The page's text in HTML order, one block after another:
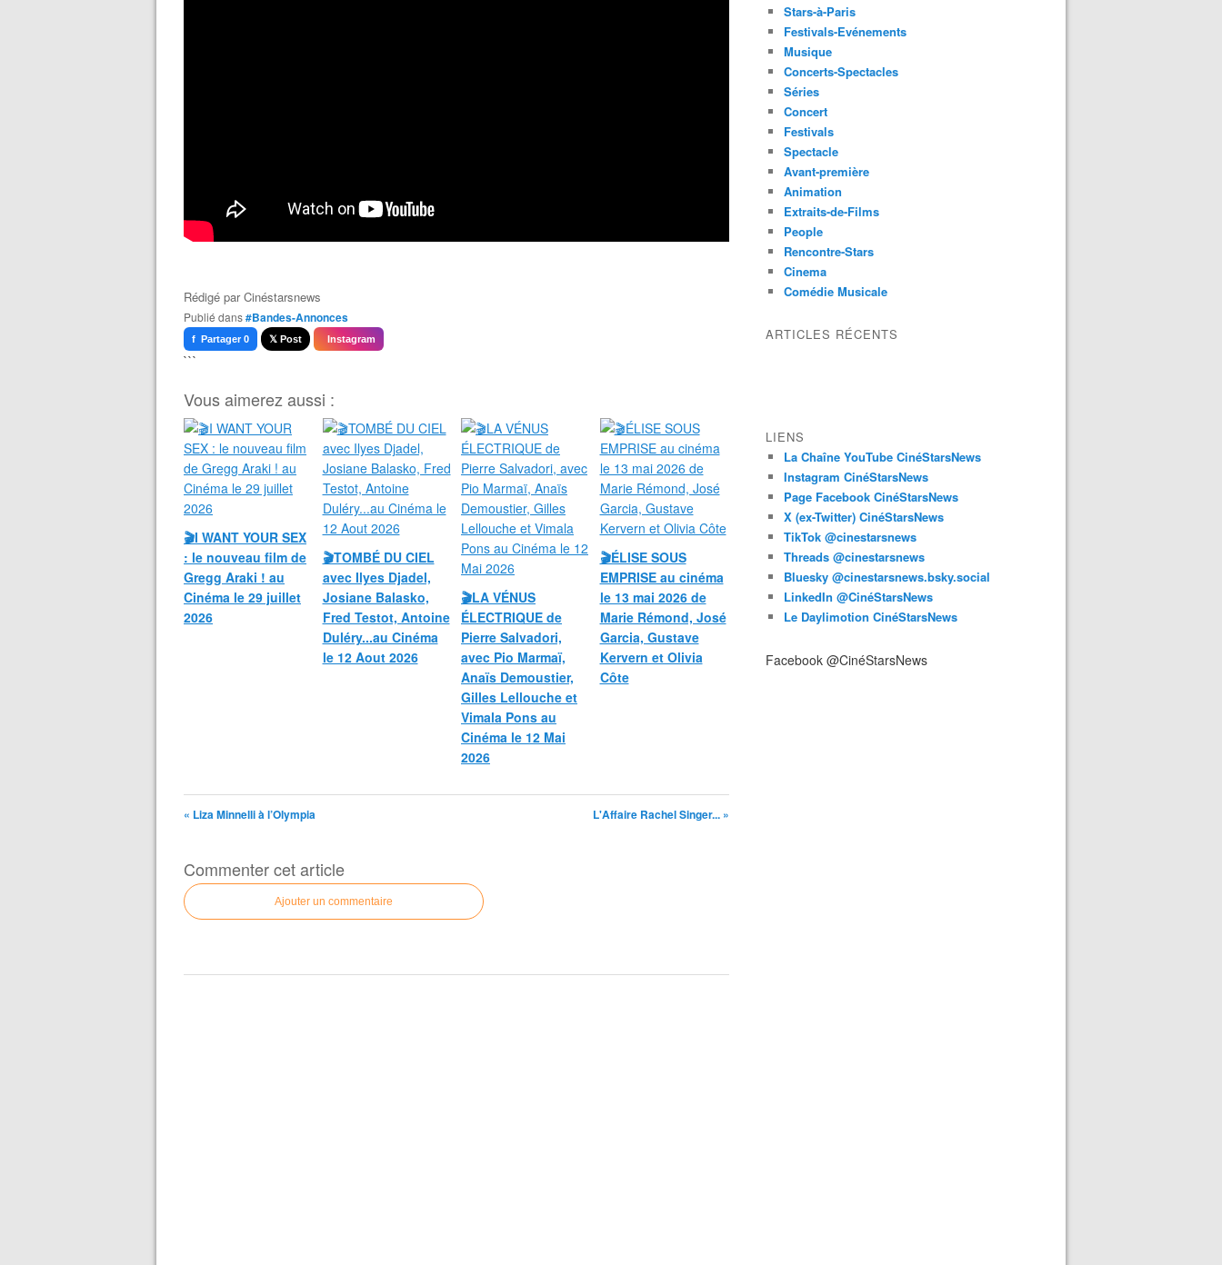
Rédigé parCinéstarsnews
Publié dans#Bandes-Annonces
f Partager 0 𝕏 Post Instagram
```
Vous aimerez aussi :
🎬I WANT YOUR SEX
: le nouveau film de
Gregg Araki ! au
Cinéma le 29 juillet
2026
🎬TOMBÉ DU CIEL
avec Ilyes Djadel,
Josiane Balasko,
Fred Testot, Antoine
Duléry...au Cinéma
le 12 Aout 2026
🎬LA VÉNUS
ÉLECTRIQUE de
Pierre Salvadori,
avec Pio Marmaï,
Anaïs Demoustier,
Gilles Lellouche et
Vimala Pons au
Cinéma le 12 Mai
2026
🎬ÉLISE SOUS
EMPRISE au cinéma
le 13 mai 2026 de
Marie Rémond, José
Garcia, Gustave
Kervern et Olivia
Côte
« Liza Minnelli à l’Olympia L'Affaire Rachel Singer... »
Commenter cet article
Ajouter un commentaire
Stars-à-Paris
Festivals-Evénements
Musique
Concerts-Spectacles
Séries
Concert
Festivals
Spectacle
Avant-première
Animation
Extraits-de-Films
People
Rencontre-Stars
Cinema
Comédie Musicale
ARTICLES RÉCENTS
LIENS
La Chaîne YouTube CinéStarsNews
Instagram CinéStarsNews
Page Facebook CinéStarsNews
X (ex-Twitter) CinéStarsNews
TikTok @cinestarsnews
Threads @cinestarsnews
Bluesky @cinestarsnews.bsky.social‬
LinkedIn @CinéStarsNews
Le Daylimotion CinéStarsNews
Facebook @CinéStarsNews